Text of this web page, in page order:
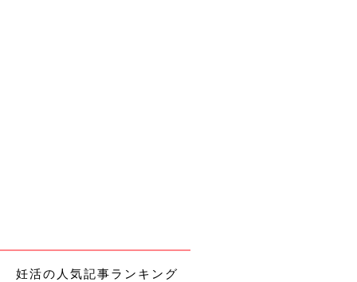
妊活の人気記事ランキング